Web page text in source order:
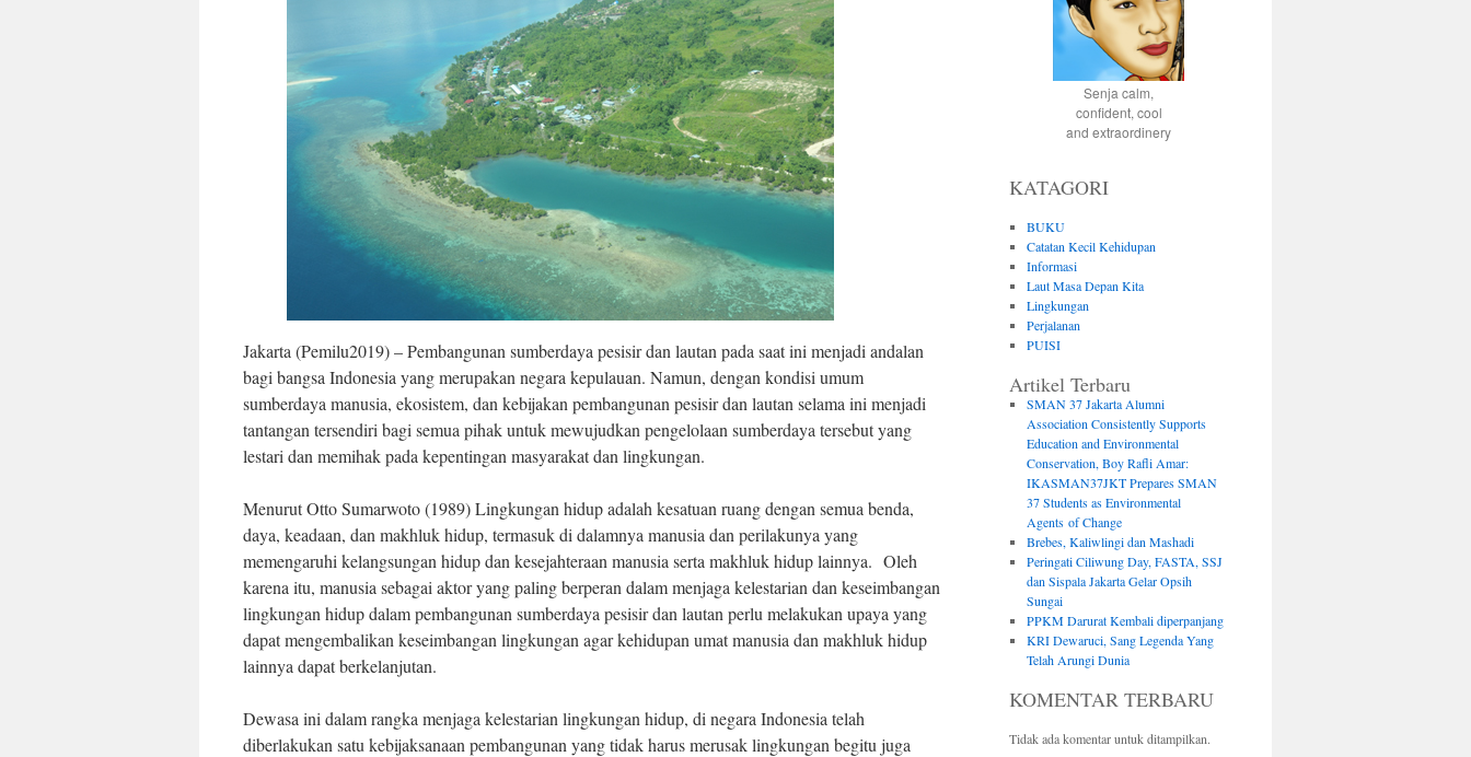
Jakarta (Pemilu2019) – Pembangunan sumberdaya pesisir dan lautan pada saat ini menjadi andalan
bagi bangsa Indonesia yang merupakan negara kepulauan. Namun, dengan kondisi umum
sumberdaya manusia, ekosistem, dan kebijakan pembangunan pesisir dan lautan selama ini menjadi
tantangan tersendiri bagi semua pihak untuk mewujudkan pengelolaan sumberdaya tersebut yang
lestari dan memihak pada kepentingan masyarakat dan lingkungan.
Menurut Otto Sumarwoto (1989) Lingkungan hidup adalah kesatuan ruang dengan semua benda,
daya, keadaan, dan makhluk hidup, termasuk di dalamnya manusia dan perilakunya yang
memengaruhi kelangsungan hidup dan kesejahteraan manusia serta makhluk hidup lainnya. Oleh
karena itu, manusia sebagai aktor yang paling berperan dalam menjaga kelestarian dan keseimbangan
lingkungan hidup dalam pembangunan sumberdaya pesisir dan lautan perlu melakukan upaya yang
dapat mengembalikan keseimbangan lingkungan agar kehidupan umat manusia dan makhluk hidup
lainnya dapat berkelanjutan.
Dewasa ini dalam rangka menjaga kelestarian lingkungan hidup, di negara Indonesia telah
diberlakukan satu kebijaksanaan pembangunan yang tidak harus merusak lingkungan begitu juga
Senja calm,
confident, cool
and extraordinery
KATAGORI
BUKU
Catatan Kecil Kehidupan
Informasi
Laut Masa Depan Kita
Lingkungan
Perjalanan
PUISI
Artikel Terbaru
SMAN 37 Jakarta Alumni
Association Consistently Supports
Education and Environmental
Conservation, Boy Rafli Amar:
IKASMAN37JKT Prepares SMAN
37 Students as Environmental
Agents of Change
Brebes, Kaliwlingi dan Mashadi
Peringati Ciliwung Day, FASTA, SSJ
dan Sispala Jakarta Gelar Opsih
Sungai
PPKM Darurat Kembali diperpanjang
KRI Dewaruci, Sang Legenda Yang
Telah Arungi Dunia
KOMENTAR TERBARU
Tidak ada komentar untuk ditampilkan.